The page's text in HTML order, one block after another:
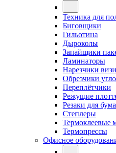
Техника для
Биговщики
Гильотина
Дыроколы
Запайщики
Ламинаторы
Нарезчики
Обрезчики
Переплётчики
Режущие
Резаки для
Степлеры
Термоклеевые
Термопрессы
Офисное